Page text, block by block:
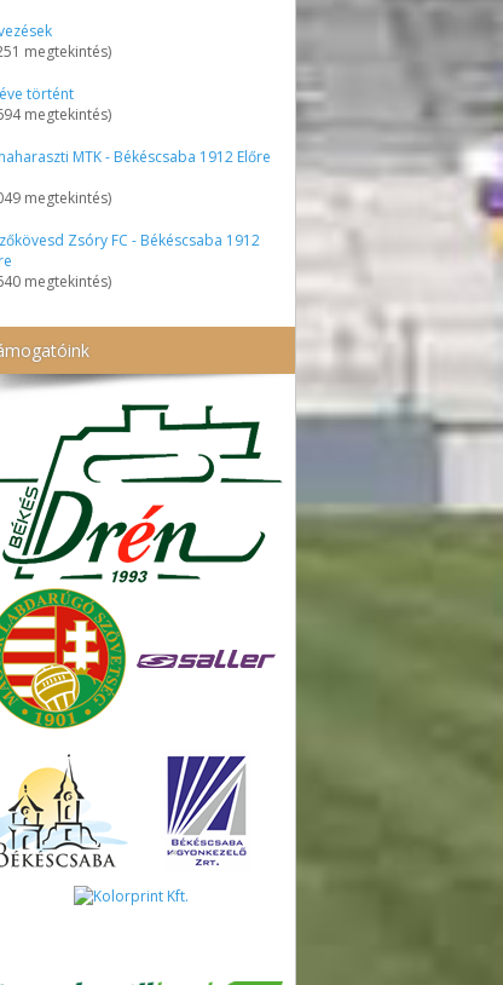
megtekintés)
történt
megtekintés)
MTK - Békéscsaba 1912 Előre
megtekintés)
Zsóry FC - Békéscsaba 1912
megtekintés)